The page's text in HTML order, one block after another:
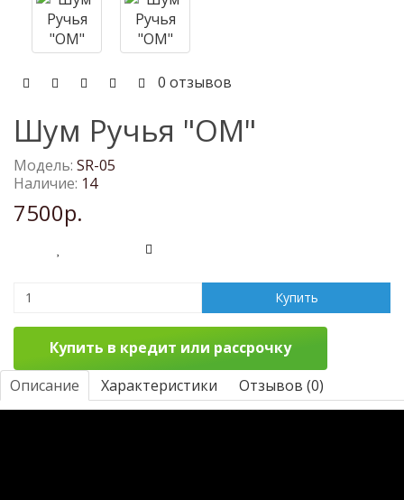
0 отзывов
Шум Ручья "ОМ"
Модель: SR-05
Наличие: 14
7500р.
Купить
Купить в кредит или рассрочку
Описание
Характеристики Отзывов (0)